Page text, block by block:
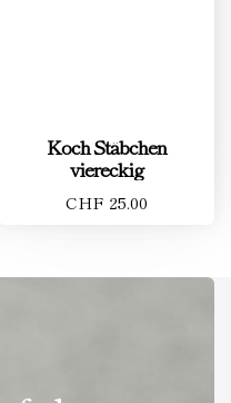
Koch Stäbchen
viereckig
CHF 25.00